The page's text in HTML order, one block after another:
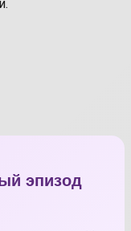
эпизод